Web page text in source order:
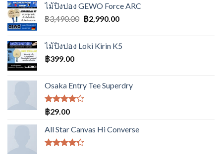
ไม้ปิงปอง GEWO Force ARC
฿3,490.00 Original
฿3,490.00.
฿2,990.00Current
฿2,990.00.
ไม้ปิงปอง Loki Kirin K5
฿399.00
Osaka Entry Tee Superdry
ให้
คะแนน
4.00
ตั้งแต่ 1-
5
฿29.00
All Star Canvas Hi Converse